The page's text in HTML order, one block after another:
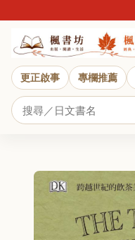
更正啟事 專欄推薦